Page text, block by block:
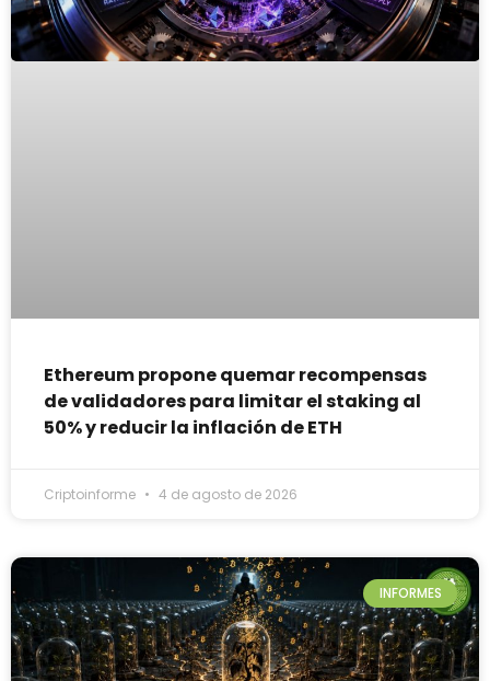
Ethereum propone quemar recompensas
de validadores para limitar el staking al
50% y reducir la inflación de ETH
Criptoinforme 4 de agosto de 2026
INFORMES